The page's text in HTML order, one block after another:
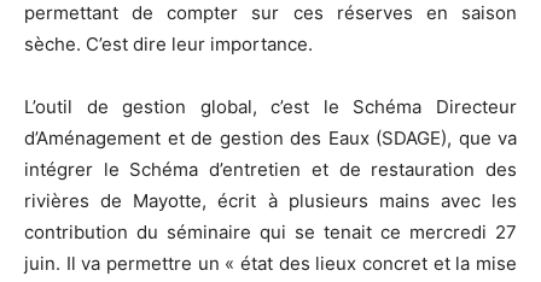
permettant de compter sur ces réserves en saison
sèche. C’est dire leur importance.
L’outil de gestion global, c’est le Schéma Directeur
d’Aménagement et de gestion des Eaux (SDAGE), que va
intégrer le Schéma d’entretien et de restauration des
rivières de Mayotte, écrit à plusieurs mains avec les
contribution du séminaire qui se tenait ce mercredi 27
juin. Il va permettre un « état des lieux concret et la mise